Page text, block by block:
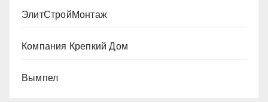
ЭлитСтройМонтаж
Компания Крепкий Дом
Вымпел